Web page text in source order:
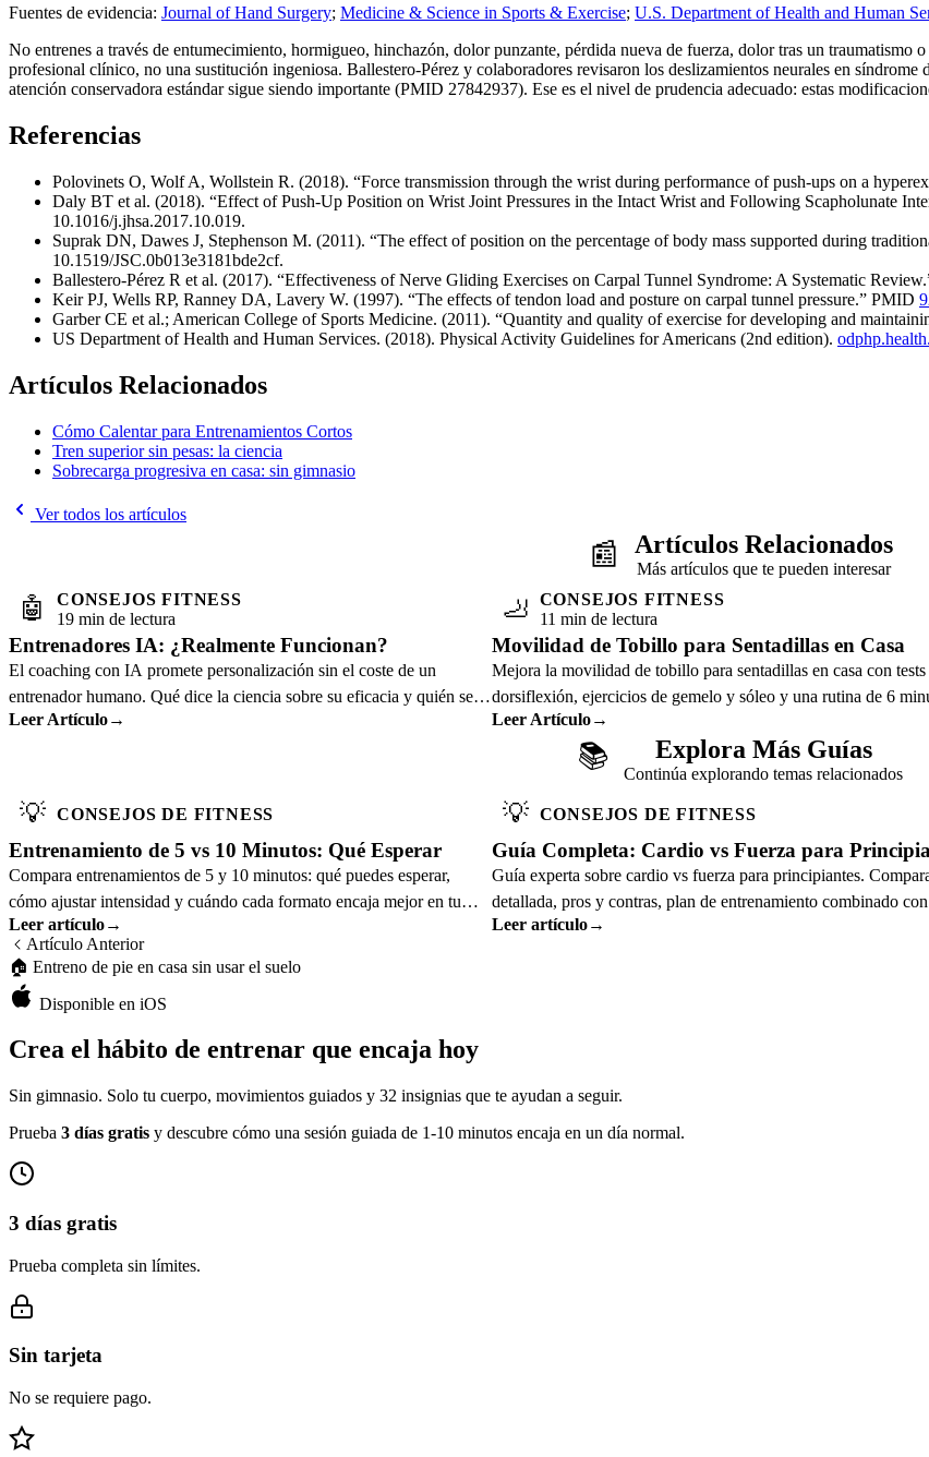
Fuentes de evidencia: Journal of Hand Surgery; Medicine & Science in Sports & Exercise; U.S. Department of Health and Human
No entrenes a través de entumecimiento, hormigueo, hinchazón, dolor punzante, pérdida nueva de fuerza, dolor tras un traumatismo
profesional clínico, no una sustitución ingeniosa. Ballestero-Pérez y colaboradores revisaron los deslizamientos neurales en
atención conservadora estándar sigue siendo importante (PMID 27842937). Ese es el nivel de prudencia adecuado: estas
Referencias
Polovinets O, Wolf A, Wollstein R. (2018). “Force transmission through the wrist during performance of push-ups on a
Daly BT et al. (2018). “Effect of Push-Up Position on Wrist Joint Pressures in the Intact Wrist and Following Scapholunate
10.1016/j.jhsa.2017.10.019.
Suprak DN, Dawes J, Stephenson M. (2011). “The effect of position on the percentage of body mass supported during
10.1519/JSC.0b013e3181bde2cf.
Ballestero-Pérez R et al. (2017). “Effectiveness of Nerve Gliding Exercises on Carpal Tunnel Syndrome: A Systematic
Keir PJ, Wells RP, Ranney DA, Lavery W. (1997). “The effects of tendon load and posture on carpal tunnel pressure.” PMID
Garber CE et al.; American College of Sports Medicine. (2011). “Quantity and quality of exercise for developing and
US Department of Health and Human Services. (2018). Physical Activity Guidelines for Americans (2nd edition).
Artículos Relacionados
Cómo Calentar para Entrenamientos Cortos
Tren superior sin pesas: la ciencia
Sobrecarga progresiva en casa: sin gimnasio
Ver todos los artículos
📰 Artículos Relacionados
Más artículos que te pueden interesar
🤖
CONSEJOS FITNESS
19 min de lectura
Entrenadores IA: ¿Realmente Funcionan?
El coaching con IA promete personalización sin el coste de un
entrenador humano. Qué dice la ciencia sobre su eficacia y quién se
beneficia más.
Leer Artículo→
🦶
CONSEJOS FITNESS
11 min de lectura
Movilidad de Tobillo para Sentadillas en Casa
Mejora la movilidad de tobillo para sentadillas en casa con tests
dorsiflexión, ejercicios de gemelo y sóleo y una rutina de 6
Leer Artículo→
📚 Explora Más Guías
Continúa explorando temas relacionados
💡 CONSEJOS DE FITNESS
Entrenamiento de 5 vs 10 Minutos: Qué Esperar
Compara entrenamientos de 5 y 10 minutos: qué puedes esperar,
cómo ajustar intensidad y cuándo cada formato encaja mejor en tu
rutina.
Leer artículo→
💡 CONSEJOS DE FITNESS
Guía Completa: Cardio vs Fuerza para
Guía experta sobre cardio vs fuerza para principiantes.
detallada, pros y contras, plan de entrenamiento combinado con
consejos prácticos.
Leer artículo→
Artículo Anterior
🏠 Entreno de pie en casa sin usar el suelo
Disponible en iOS
Crea el hábito de entrenar que encaja hoy
Sin gimnasio. Solo tu cuerpo, movimientos guiados y 32 insignias que te ayudan a seguir.
Prueba 3 días gratis y descubre cómo una sesión guiada de 1-10 minutos encaja en un día normal.
3 días gratis
Prueba completa sin límites.
Sin tarjeta
No se requiere pago.